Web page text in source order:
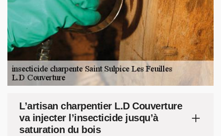
L’artisan charpentier L.D Couverture
va injecter l’insecticide jusqu’à
saturation du bois